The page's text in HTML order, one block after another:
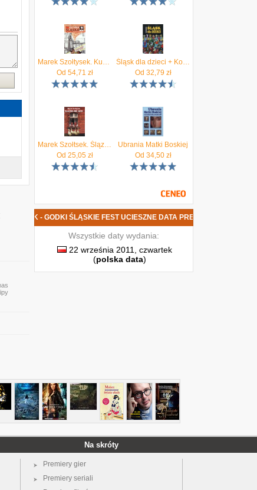
Marek Szołtysek. Kuchnia śląska.
Od 54,71 zł
Śląsk dla dzieci + Kolorowanka Śląskie zwierzaki
Od 32,79 zł
Marek Szołtsek. Ślązoki nie gęsi.
Od 25,05zł
Ubrania Matki Boskiej
Od 34,50zł
- GODKI ŚLĄSKIE FEST UCIESZNE DATA PREMIERY
Wszystkie daty wydania:
22 września 2011, czwartek
(polska data)
Na skróty
Premiery gier
Premiery seriali